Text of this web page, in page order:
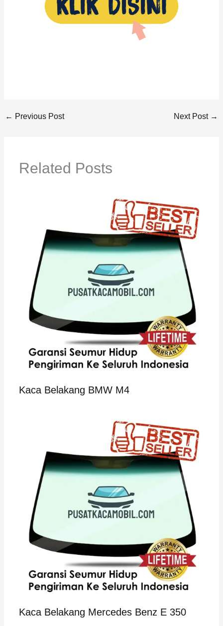
← Previous Post Next Post →
Related Posts
Kaca Belakang BMW M4
Kaca Belakang Mercedes Benz E 350